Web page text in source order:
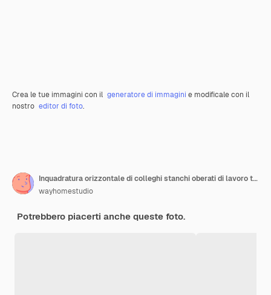
Crea le tue immagini con il generatore di immagini e modificale con il
nostro editor di foto.
Inquadratura orizzontale di colleghi stanchi oberati di lavoro tengono l'indice sulle tempie, soffrono di mal di testa
wayhomestudio
Potrebbero piacerti anche queste foto.